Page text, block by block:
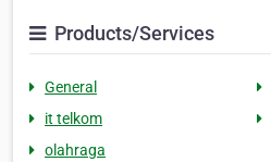
Products/Services
General
it telkom
olahraga